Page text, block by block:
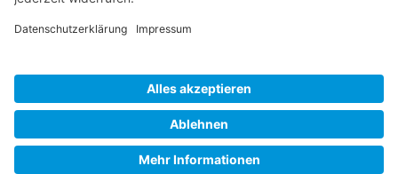
AGB Impressum